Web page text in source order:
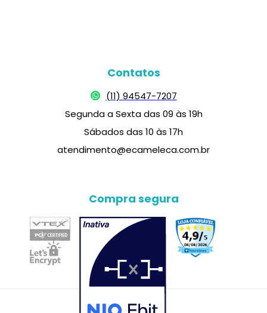
Contatos
(11) 94547-7207
Segunda a Sexta das 09 às 19h
Sábados das 10 às 17h
atendimento@ecameleca.com.br
Compra segura